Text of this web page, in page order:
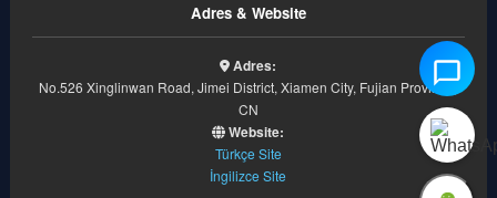
Adres & Website
Adres:
No.526 Xinglinwan Road, Jimei District, Xiamen City, Fujian Province,
CN
Website:
Türkçe Site
İngilizce Site